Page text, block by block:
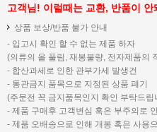
고객님! 이럴때는 교환, 반품이 안
상품 보상/반품 불가 안내
- 입고시 확인 할 수 없는 제품 하자
(의류의 올 풀림, 재봉불량, 전자제품의
- 합산과세로 인한 관부가세 발생건
- 통관금지 품목으로 지정된 상품 폐기
(주문전 꼭 금지품목인지 확인 부탁드립
- 제품 구매후 고객변심 혹은 부주의로
- 제품 오배송으로 인해 개봉 혹은 사용